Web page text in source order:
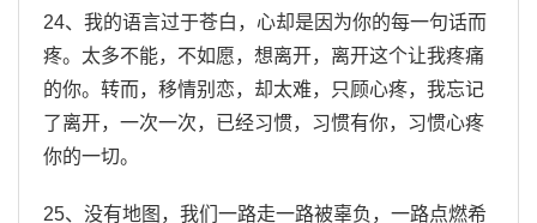
24、我的语言过于苍白，心却是因为你的每一句话而
疼。太多不能，不如愿，想离开，离开这个让我疼痛
的你。转而，移情别恋，却太难，只顾心疼，我忘记
了离开，一次一次，已经习惯，习惯有你，习惯心疼
你的一切。
25、没有地图，我们一路走一路被辜负，一路点燃希